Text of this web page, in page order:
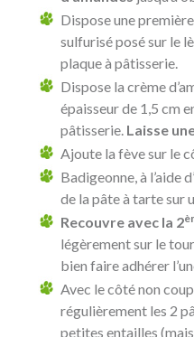
Dispose une
sulfurisé posé sur le
plaque à pâtisserie.
Dispose la crème
épaisseur de 1,5 cm
pâtisserie. Laisse
Ajoute la fève sur le
Badigeonne, à l’aide
de la pâte à tarte sur
Recouvre avec la 2
légèrement sur le
bien faire adhérer
Avec le côté non
régulièrement les 2
petites entailles